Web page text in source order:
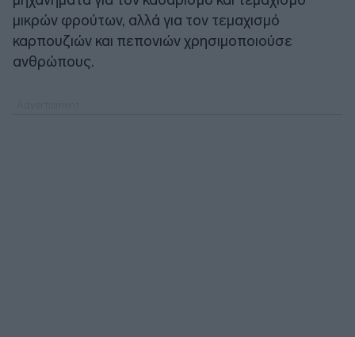
μικρών φρούτων, αλλά για τον τεμαχισμό
καρπουζιών και πεπονιών χρησιμοποιούσε
ανθρώπους.